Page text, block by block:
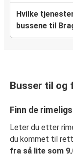
Hvilke
bussene til
Busser til og
Finn de
Leter du etter
du kommet til
fra så lite som